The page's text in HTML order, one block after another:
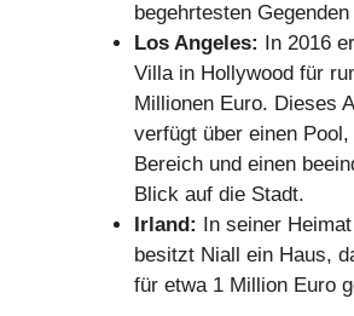
begehrtesten
Los Angeles:
In 2016
Villa in Hollywood für
Millionen Euro. Dieses
verfügt über einen Pool,
Bereich und einen
Blick auf die Stadt.
Irland:
In seiner
besitzt Niall ein Haus,
für etwa 1 Million Euro